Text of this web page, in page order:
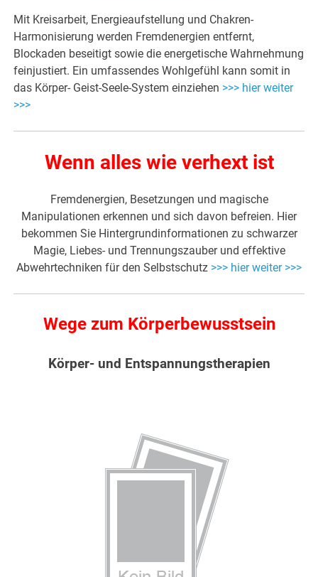
Mit Kreisarbeit, Energieaufstellung und Chakren-
Harmonisierung werden Fremdenergien entfernt,
Blockaden beseitigt sowie die energetische Wahrnehmung
feinjustiert. Ein umfassendes Wohlgefühl kann somit in
das Körper- Geist-Seele-System einziehen >>> hier weiter
>>>
Wenn alles wie verhext ist
Fremdenergien, Besetzungen und magische
Manipulationen erkennen und sich davon befreien. Hier
bekommen Sie Hintergrundinformationen zu schwarzer
Magie, Liebes- und Trennungszauber und effektive
Abwehrtechniken für den Selbstschutz >>> hier weiter >>>
Wege zum Körperbewusstsein
Körper- und Entspannungstherapien